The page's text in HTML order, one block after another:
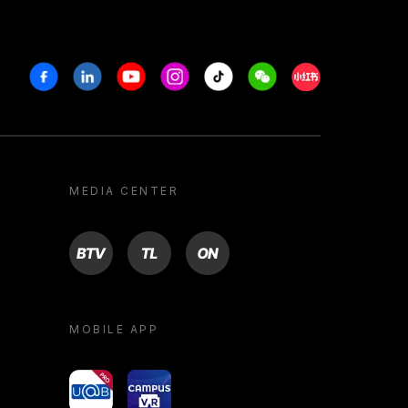
FacebookLinkedinYoutubeInstagram
Tiktok WeechatXiaohongshu/
MEDIA CENTER
BTV TL ON
MOBILE APP
yoU@B Campus VR